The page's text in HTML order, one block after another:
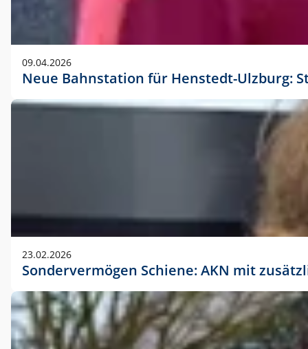
09.04.2026
Neue Bahnstation für Henstedt-Ulzburg:
23.02.2026
Sondervermögen Schiene: AKN mit